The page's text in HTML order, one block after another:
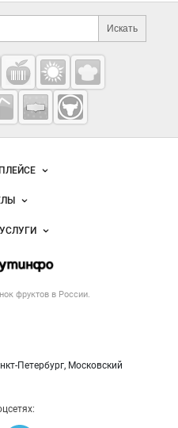
Поиск по сайту и
Искать
проекты
фруктовв России.
Петербург, Московский
рекламы
оферта
данных
рынка